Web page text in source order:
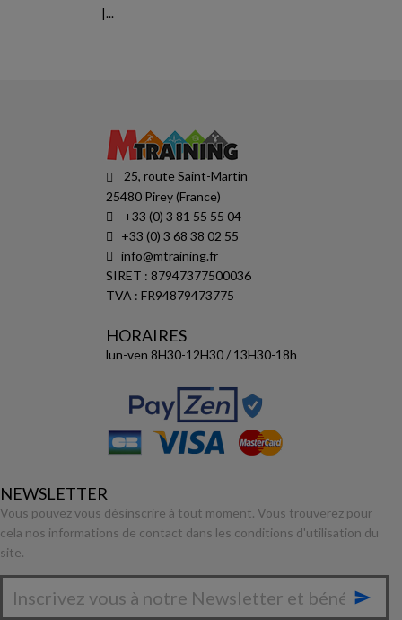
|...
25, route Saint-Martin
25480 Pirey (France)
+33 (0) 3 81 55 55 04
+33 (0) 3 68 38 02 55
info@mtraining.fr
SIRET : 87947377500036
TVA : FR94879473775
HORAIRES
lun-ven 8H30-12H30 / 13H30-18h
NEWSLETTER
Vous pouvez vous désinscrire à tout moment. Vous trouverez pour
cela nos informations de contact dans les conditions d'utilisation du
site.
